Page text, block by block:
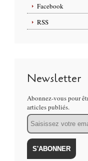
Facebook
RSS
Newsletter
Abonnez-vous pour
articles publiés.
Email